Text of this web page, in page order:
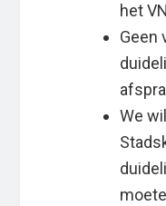
het
Geen
We